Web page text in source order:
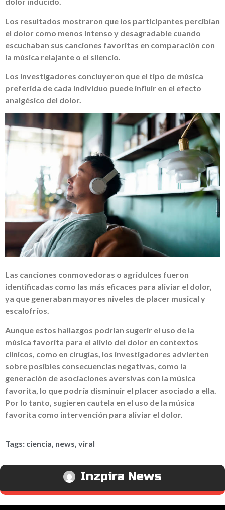
Los resultados mostraron que los participantes percibían
el dolor como menos intenso y desagradable cuando
escuchaban sus canciones favoritas en comparación con
la música relajante o el silencio.
Los investigadores concluyeron que el tipo de música
preferida de cada individuo puede influir en el efecto
analgésico del dolor.
Las canciones conmovedoras o agridulces fueron
identificadas como las más eficaces para aliviar el dolor,
ya que generaban mayores niveles de placer musical y
escalofríos.
Aunque estos hallazgos podrían sugerir el uso de la
música favorita para el alivio del dolor en contextos
clínicos, como en cirugías, los investigadores advierten
sobre posibles consecuencias negativas, como la
generación de asociaciones aversivas con la música
favorita, lo que podría disminuir el placer asociado a ella.
Por lo tanto, sugieren cautela en el uso de la música
favorita como intervención para aliviar el dolor.
Tags: ciencia, news, viral
Inzpira News